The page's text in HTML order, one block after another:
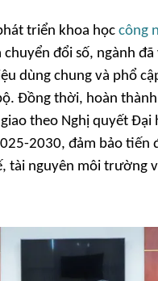
triển khoa học công
chuyển đổi số, ngành đã
dùng chung và phổ
Đồng thời, hoàn
theo Nghị quyết Đại
2030, đảm bảo tiến
tài nguyên môi trường